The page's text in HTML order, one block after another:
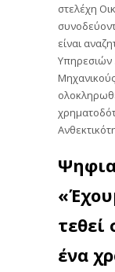
στελέχη
είναι
Υπηρεσιών
τεθεί
ένα